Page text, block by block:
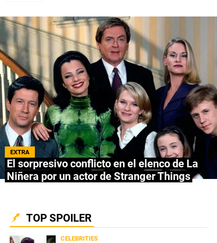
QUIENES SOMOS | STAFF | CONTACTO |
Escribe en Spoiler
Términos y Condiciones
Políticas de Privacidad
Política Editorial
Ad Choices
Bolavip, al igual que Futbol Sites, es una
compañía perteneciente a Better Collective.
Todos los derechos reservados.
EXTRA
El sorpresivo conflicto en el elenco de La
Niñera por un actor de Stranger Things
TOP SPOILER
CELEBRITIES